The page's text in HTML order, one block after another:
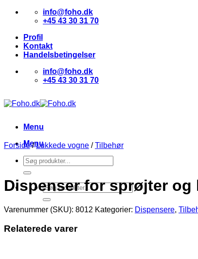
Skip
info@foho.dk
+45 43 30 31 70
Profil
Kontakt
Handelsbetingelser
info@foho.dk
+45 43 30 31 70
Menu
Menu
Søg
efter:
Søg
efter:
Forside / Lukkede vogne / Tilbehør
Dispenser for sprøjter og
Varenummer (SKU): 8012 Kategorier: Dispensere,
Relaterede varer